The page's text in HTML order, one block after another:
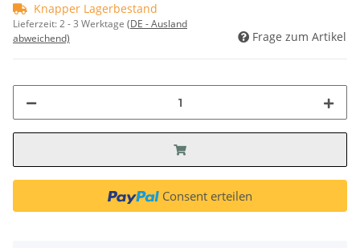
Knapper Lagerbestand
Lieferzeit:2 - 3 Werktage (DE - Ausland
abweichend)
Frage zum Artikel
Consent erteilen